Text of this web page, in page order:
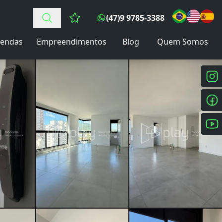
Favoritos (0 itens)
(47)9 9785-3388
Empreendimentos Blog Quem Somos